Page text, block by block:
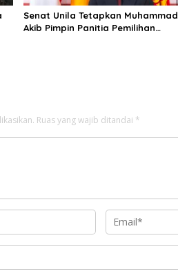
Senat Unila Tetapkan Muhammad
Akib Pimpin Panitia Pemilihan
Ruas yang wajib ditandai *